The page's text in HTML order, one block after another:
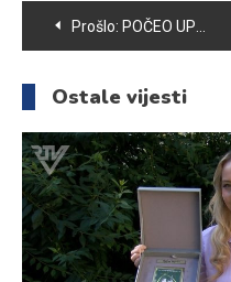
Navigacija
članaka
Prošlo: POČEO UPIS PRVAČIĆA U VOGOŠĆANSKE OSNOVNE ŠKOLE
Ostale vijesti